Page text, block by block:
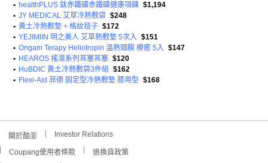
• healthPLUS 鈦赤鐵礦赤鐵礦健康項鍊 $1,194
• JY MEDICAL 艾草冷熱敷袋 $248
• 黃土冷熱敷墊 + 格紋毯子 $172
• YEJIMIIN 玥之美人 艾草熱敷墊 5次入 $151
• Ongam Terapy Heliotropin 溫熱頸膜 療癒 5入 $147
• HEAROS 搖滾系列耳塞耳塞 $120
• HuBDIC 黃土冷熱敷袋3件組
$162
• Flexi-Aid 菲德 固定型冷熱敷墊 膝用型 $168
關於酷澎 Investor Relations
Coupang使用者條款 退換貨政策